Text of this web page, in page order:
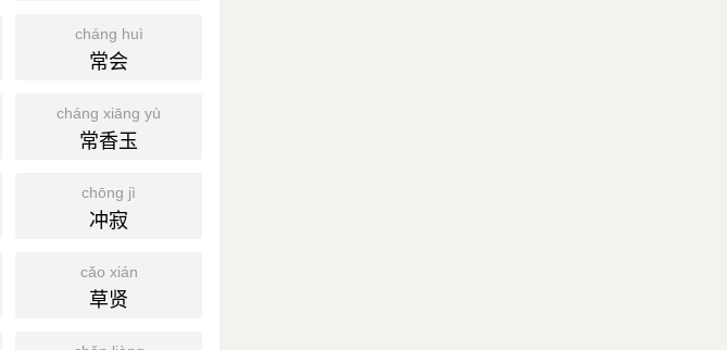
cháng huì
常会
cháng xiāng yù
常香玉
chōng jì
冲寂
cǎo xián
草贤